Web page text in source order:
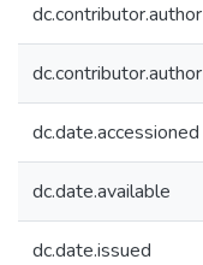
dc.contributor.author
dc.contributor.author
dc.date.accessioned
dc.date.available
dc.date.issued